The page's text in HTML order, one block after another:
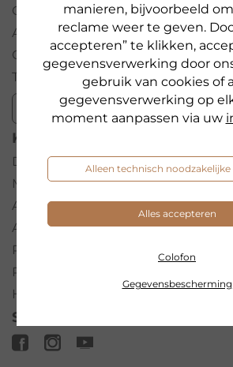
manieren, bijvoorbeeld
reclame weer te geven.
accepteren” te klikken,
gegevensverwerking door
gebruik van cookies of
gegevensverwerking op
moment aanpassen via uw
Alleen technisch noodzakelijke
Alles accepteren
Colofon
Gegevensbescherming
Colofon
Algemene Voorwaarden
Gegevensbescherming
Toegankelijkheidsverklaring
Bestelling herroepen
KEYWORDS
Droge huid
Make-up
Anti-Age
Ampul
Reiniging
Regenereren
Hyaluron
SOCIAL MEDIA